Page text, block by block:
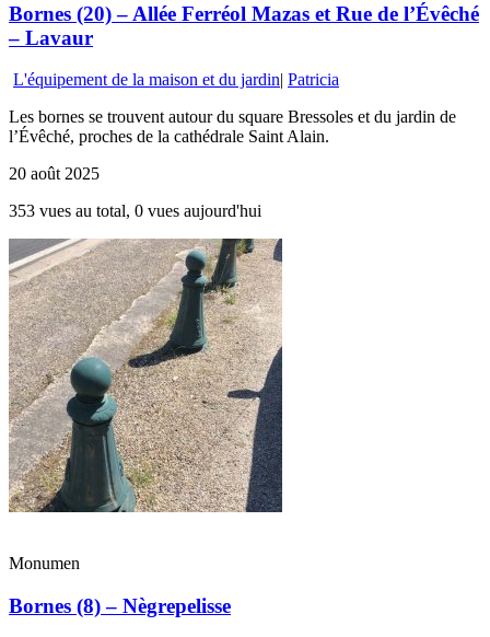
Bornes (20) – Allée Ferréol Mazas et Rue de l’Évêché
– Lavaur
L'équipement de la maison et du jardin| Patricia
Les bornes se trouvent autour du square Bressoles et du jardin de
l’Évêché, proches de la cathédrale Saint Alain.
20 août 2025
353 vues au total, 0 vues aujourd'hui
Monumen
Bornes (8) – Nègrepelisse